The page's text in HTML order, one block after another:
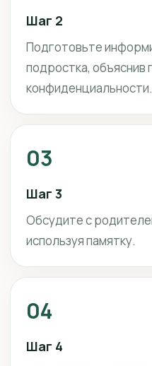
Шаг 2
Подготовьте
подростка, объяснив
конфиденциальности.
03
Шаг 3
Обсудите с
используя памятку.
04
Шаг 4